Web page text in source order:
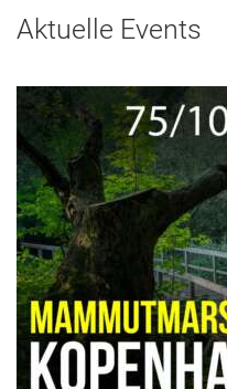
Aktuelle Events